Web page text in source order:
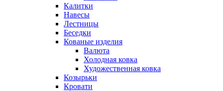
Калитки
Навесы
Лестницы
Беседки
Кованые изделия
Валюта
Холодная ковка
Художественная ковка
Козырьки
Кровати